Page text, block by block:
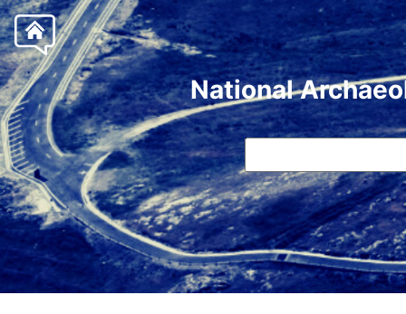
National